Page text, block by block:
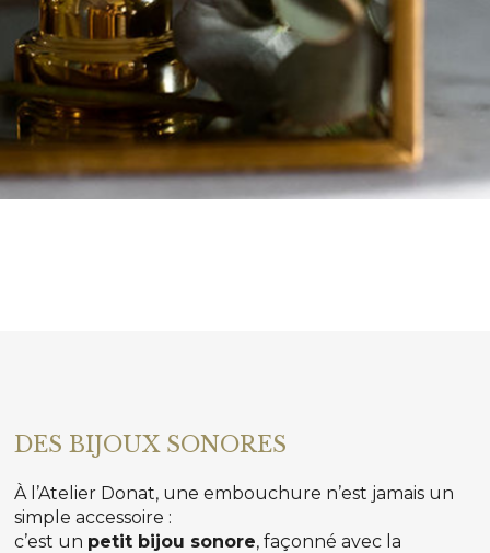
DES BIJOUX SONORES
À l’Atelier Donat, une embouchure n’est jamais un
simple accessoire :
c’est un petit bijou sonore, façonné avec la